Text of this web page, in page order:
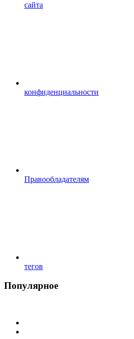
сайта
конфиденциальности
Правообладателям
тегов
Популярное